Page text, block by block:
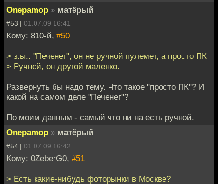
Onepamop » матёрый
#53 | 01.07.09 16:41
Кому: 810-й, #50
> з.ы.: "Печенег", он не ручной пулемет, а просто ПК
> Ручной, он другой маленко.
Развернуть бы надо тему. Что такое "просто ПК"? И
какой на самом деле "Печенег"?
По моим данным - самый что ни на есть ручной.
Onepamop » матёрый
#54 | 01.07.09 16:42
Кому: 0ZeberG0, #51
> Есть какие-нибудь фоторынки в Москве?